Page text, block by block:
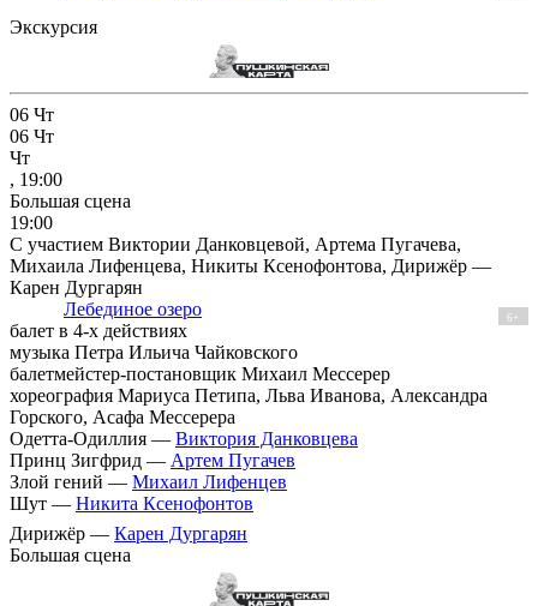
Экскурсия
06 Чт
06 Чт
Чт
, 19:00
Большая сцена
19:00
С участием Виктории Данковцевой, Артема Пугачева,
Михаила Лифенцева, Никиты Ксенофонтова, Дирижёр —
Карен Дургарян
Лебединое озеро
6+
балет в 4-х действиях
музыка Петра Ильича Чайковского
балетмейстер-постановщик Михаил Мессерер
хореография Мариуса Петипа, Льва Иванова, Александра
Горского, Асафа Мессерера
Одетта-Одиллия — Виктория Данковцева
Принц Зигфрид — Артем Пугачев
Злой гений — Михаил Лифенцев
Шут — Никита Ксенофонтов
Дирижёр — Карен Дургарян
Большая сцена